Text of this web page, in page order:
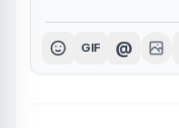
GIF @